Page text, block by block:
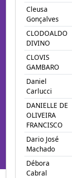
Cleusa
Gonçalves
CLODOALDO
DIVINO
CLOVIS
GAMBARO
Daniel
Carlucci
DANIELLE DE
OLIVEIRA
FRANCISCO
Dario José
Machado
Débora
Cabral